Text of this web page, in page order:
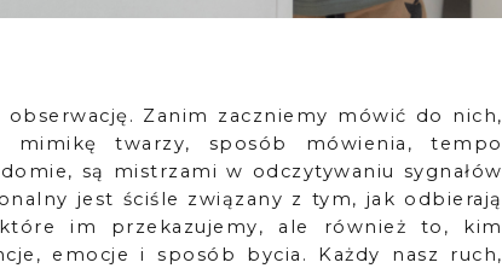
Zanim zaczniemy mówić do nich,
mimikę twarzy, sposób mówienia, tempo
są mistrzami w odczytywaniu sygnałów
jest ściśle związany z tym, jak odbierają
im przekazujemy, ale również to, kim
emocje i sposób bycia. Każdy nasz ruch,